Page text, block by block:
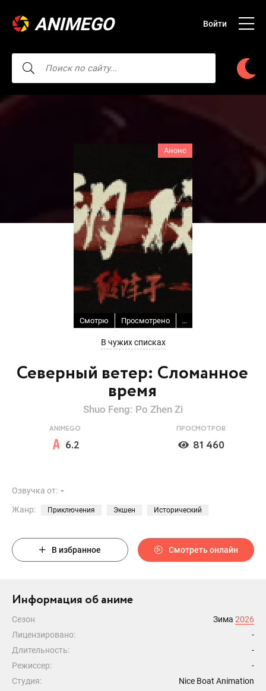
ANIMEGO Войти
Северный ветер: Сломанное
время
Анонс
Смотрю Просмотрено ...
В чужих списках
Shuo Feng: Po Zhen Zi
ANIMEGO
6.2
ПРОСМОТРОВ
81 460
Озвучка от: -
Жанр:
Приключения Экшен Исторический
В избранное Смотреть онлайн
Информация об аниме
Сезон Зима 2026
Лицензировано:
-
Длительность:
-
Режиссер:
-
Студия:
Nice Boat Animation